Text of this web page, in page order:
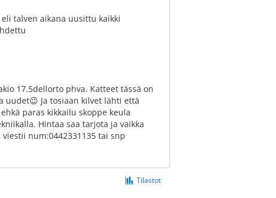
talven aikana uusittu kaikki
17.5dellorto phva. Katteet tässä on
uudet😉 Ja tosiaan kilvet lähti että
paras kikkailu skoppe keula
Hintaa saa tarjota ja vaikka
num:0442331135 tai snp
Tilastot